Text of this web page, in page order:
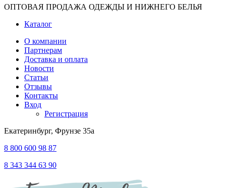
ОПТОВАЯ ПРОДАЖА ОДЕЖДЫ И НИЖНЕГО БЕЛЬЯ
Каталог
О компании
Партнерам
Доставка и оплата
Новости
Статьи
Отзывы
Контакты
Вход
Регистрация
Екатеринбург, Фрунзе 35а
8 800 600 98 87
8 343 344 63 90